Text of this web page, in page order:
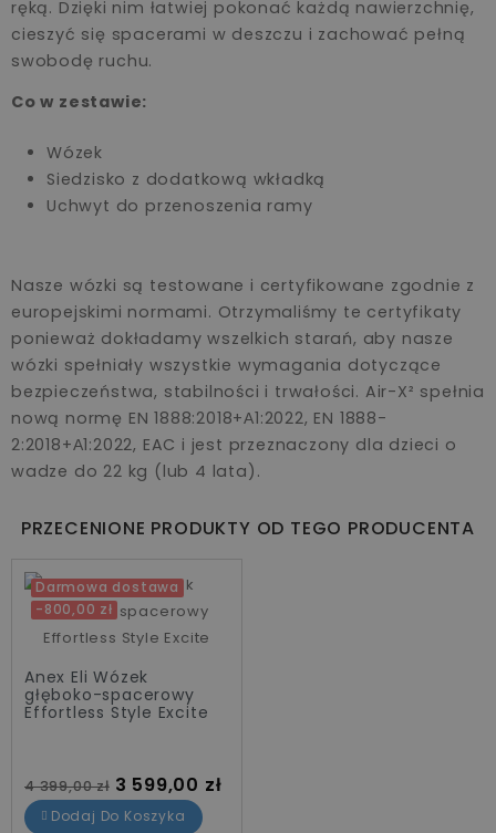
ręką. Dzięki nim łatwiej pokonać każdą nawierzchnię,
cieszyć się spacerami w deszczu i zachować pełną
swobodę ruchu.
Co w zestawie:
Wózek
Siedzisko z dodatkową wkładką
Uchwyt do przenoszenia ramy
Nasze wózki są testowane i certyfikowane zgodnie z
europejskimi normami. Otrzymaliśmy te certyfikaty
ponieważ dokładamy wszelkich starań, aby nasze
wózki spełniały wszystkie wymagania dotyczące
bezpieczeństwa, stabilności i trwałości. Air-X² spełnia
nową normę EN 1888:2018+А1:2022, EN 1888-
2:2018+А1:2022, EAC i jest przeznaczony dla dzieci o
wadze do 22 kg (lub 4 lata).
PRZECENIONE PRODUKTY OD TEGO PRODUCENTA
Darmowa dostawa
-800,00 zł
Anex Eli Wózek
głęboko-spacerowy
Effortless Style Excite
Cena standardowa
4 399,00 zł Cena
3 599,00 zł
Dodaj Do Koszyka